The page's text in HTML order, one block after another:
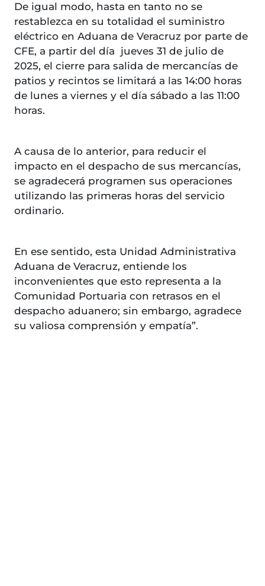
De igual modo, hasta en tanto no se
restablezca en su totalidad el suministro
eléctrico en Aduana de Veracruz por parte de
CFE, a partir del día jueves 31 de julio de
2025, el cierre para salida de mercancías de
patios y recintos se limitará a las 14:00 horas
de lunes a viernes y el día sábado a las 11:00
horas.
A causa de lo anterior, para reducir el
impacto en el despacho de sus mercancías,
se agradecerá programen sus operaciones
utilizando las primeras horas del servicio
ordinario.
En ese sentido, esta Unidad Administrativa
Aduana de Veracruz, entiende los
inconvenientes que esto representa a la
Comunidad Portuaria con retrasos en el
despacho aduanero; sin embargo, agradece
su valiosa comprensión y empatía”.